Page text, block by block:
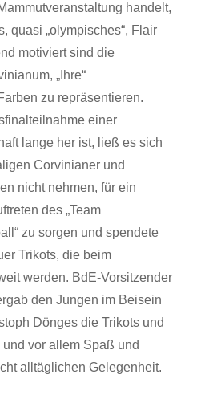
handelt,
quasi „olympisches“, Flair
motiviert sind die
„Ihre“
zu repräsentieren.
einer
lange her ist, ließ es sich
Corvinianer und
nicht nehmen, für ein
des „Team
zu sorgen und spendete
Trikots, die beim
werden. BdE-Vorsitzender
den Jungen im Beisein
Dönges die Trikots und
vor allem Spaß und
alltäglichen Gelegenheit.